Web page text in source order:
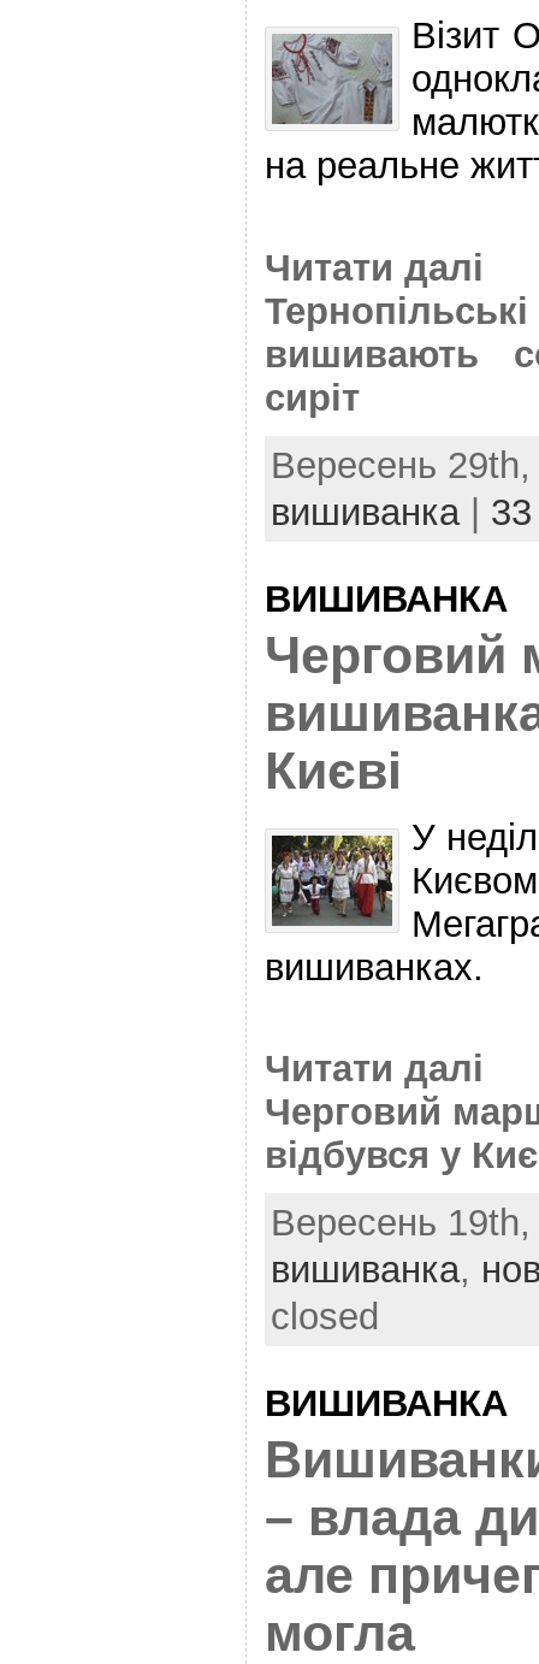
Візит
на реальне
Читати далі
вишивають
сиріт
Вересень
вишиванка|
ВИШИВАНКА
Черговий
Києві
У
вишиванках.
Читати далі
Черговий
відбувся у
Вересень
вишиванка,
closed
ВИШИВАНКА
– влада
але
могла